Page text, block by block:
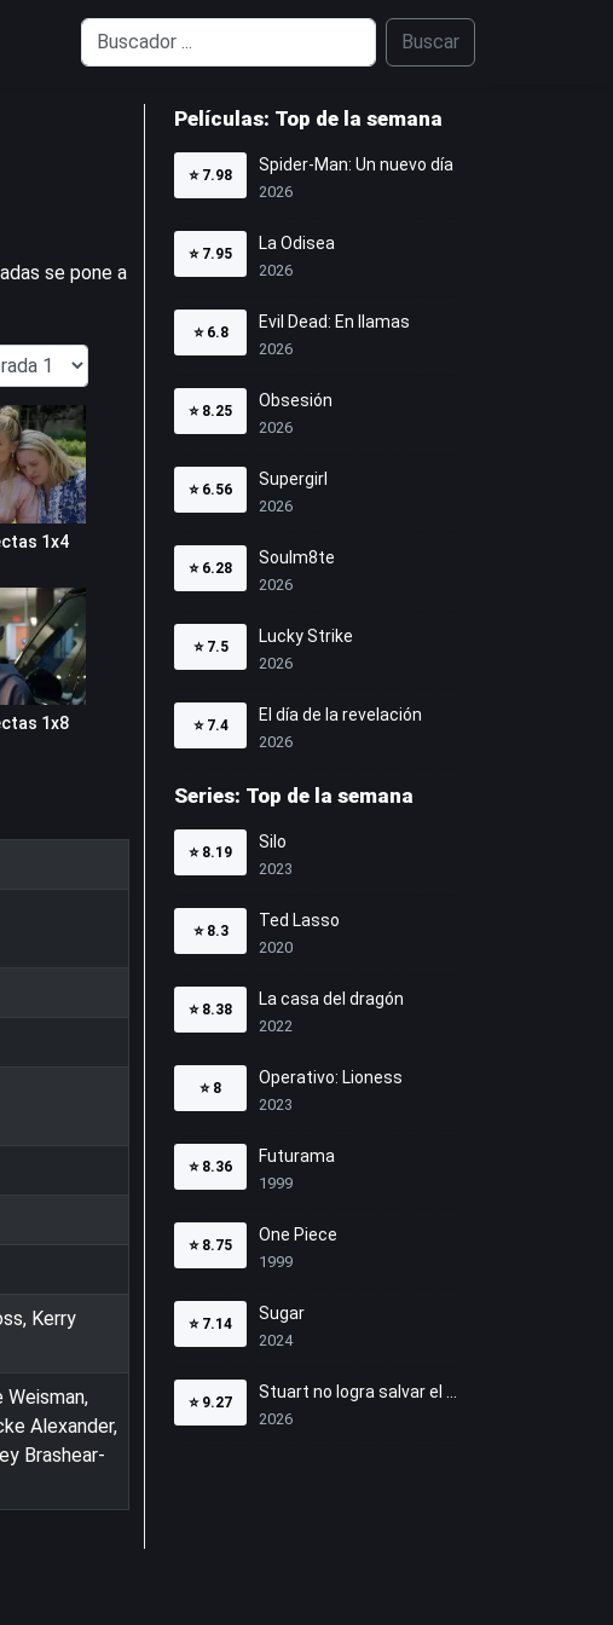
Buscar
se pone a
1x4
1x8
Kerry
Weisman,
Alexander,
Brashear-
Películas: Top de la semana
⭐ 7.98
Spider-Man: Un nuevo día
2026
⭐ 7.95
La Odisea
2026
⭐ 6.8
Evil Dead: En llamas
2026
⭐ 8.25
Obsesión
2026
⭐ 6.56
Supergirl
2026
⭐ 6.28
Soulm8te
2026
⭐ 7.5
Lucky Strike
2026
⭐ 7.4
El día de la revelación
2026
Series: Top de la semana
⭐ 8.19
Silo
2023
⭐ 8.3
Ted Lasso
2020
⭐ 8.38
La casa del dragón
2022
⭐ 8
Operativo: Lioness
2023
⭐ 8.36
Futurama
1999
⭐ 8.75
One Piece
1999
⭐ 7.14
Sugar
2024
⭐ 9.27
2026